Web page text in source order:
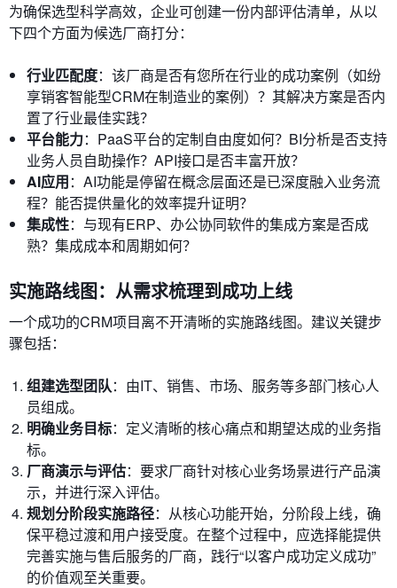
为确保选型科学高效，企业可创建一份内部评估清单，从以
下四个方面为候选厂商打分：
行业匹配度：该厂商是否有您所在行业的成功案例（如纷
享销客智能型CRM在制造业的案例）？其解决方案是否内
置了行业最佳实践？
平台能力：PaaS平台的定制自由度如何？BI分析是否支持
业务人员自助操作？API接口是否丰富开放？
AI应用：AI功能是停留在概念层面还是已深度融入业务流
程？能否提供量化的效率提升证明？
集成性：与现有ERP、办公协同软件的集成方案是否成
熟？集成成本和周期如何？
实施路线图：从需求梳理到成功上线
一个成功的CRM项目离不开清晰的实施路线图。建议关键步
骤包括：
组建选型团队：由IT、销售、市场、服务等多部门核心人
员组成。
明确业务目标：定义清晰的核心痛点和期望达成的业务指
标。
厂商演示与评估：要求厂商针对核心业务场景进行产品演
示，并进行深入评估。
规划分阶段实施路径：从核心功能开始，分阶段上线，确
保平稳过渡和用户接受度。在整个过程中，应选择能提供
完善实施与售后服务的厂商，践行“以客户成功定义成功”
的价值观至关重要。